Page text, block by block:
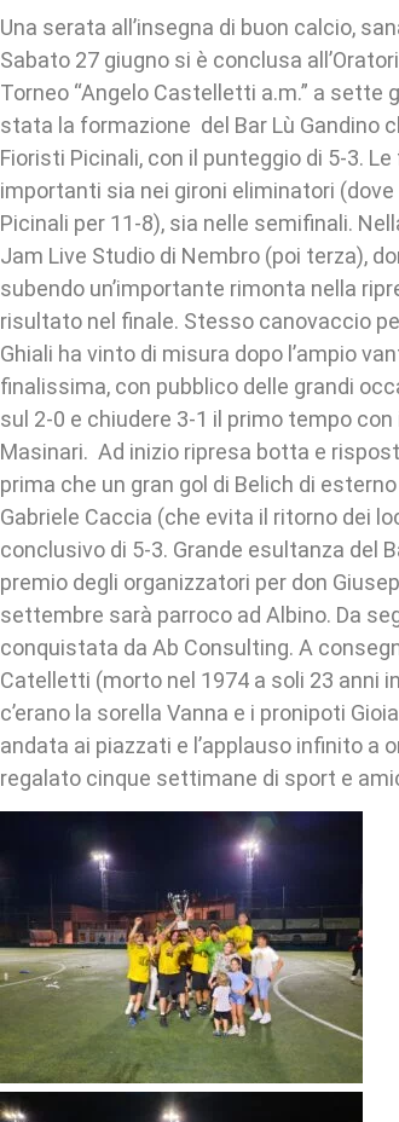
Una serata all’insegna di buon calcio,
Sabato 27 giugno si è conclusa
Torneo “Angelo Castelletti a.m.” a sette
stata la formazione del Bar Lù Gandino
Fioristi Picinali, con il punteggio di 5-3.
importanti sia nei gironi eliminatori
Picinali per 11-8), sia nelle semifinali.
Jam Live Studio di Nembro (poi terza),
subendo un’importante rimonta nella
risultato nel finale. Stesso canovaccio
Ghiali ha vinto di misura dopo l’ampio
finalissima, con pubblico delle grandi
sul 2-0 e chiudere 3-1 il primo tempo
Masinari. Ad inizio ripresa botta e
prima che un gran gol di Belich di
Gabriele Caccia (che evita il ritorno dei
conclusivo di 5-3. Grande esultanza del
premio degli organizzatori per don
settembre sarà parroco ad Albino. Da
conquistata da Ab Consulting. A
Catelletti (morto nel 1974 a soli 23 anni
c’erano la sorella Vanna e i pronipoti
andata ai piazzati e l’applauso infinito a
regalato cinque settimane di sport e